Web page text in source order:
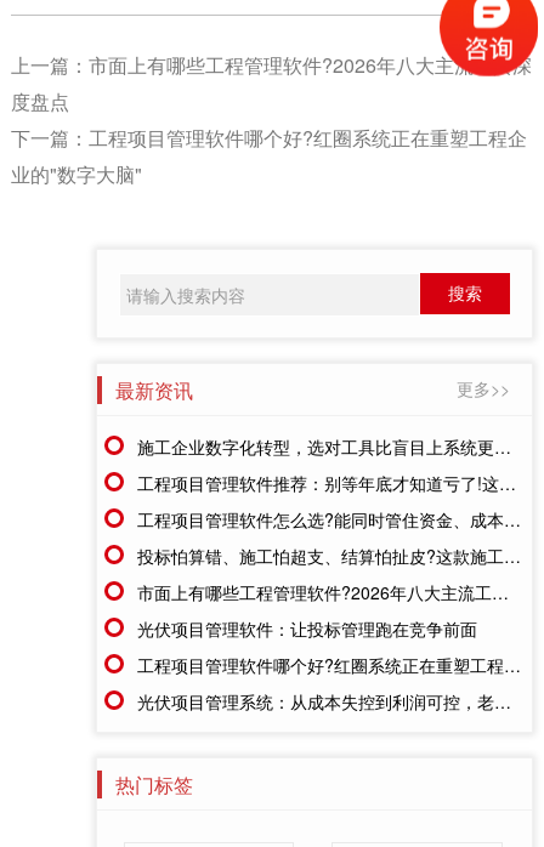
上一篇： 市面上有哪些工程管理软件?2026年八大主流工具深
度盘点
下一篇： 工程项目管理软件哪个好?红圈系统正在重塑工程企
业的"数字大脑"
最新资讯 更多>>
施工企业数字化转型，选对工具比盲目上系统更重要
工程项目管理软件推荐：别等年底才知道亏了!这套系统让每一分钱都有迹可循
工程项目管理软件怎么选?能同时管住资金、成本、进度的才靠谱
投标怕算错、施工怕超支、结算怕扯皮?这款施工成本管理系统一招全解决
市面上有哪些工程管理软件?2026年八大主流工具深度盘点
光伏项目管理软件：让投标管理跑在竞争前面
工程项目管理软件哪个好?红圈系统正在重塑工程企业的"数字大脑"
光伏项目管理系统：从成本失控到利润可控，老板只需做对一步
热门标签